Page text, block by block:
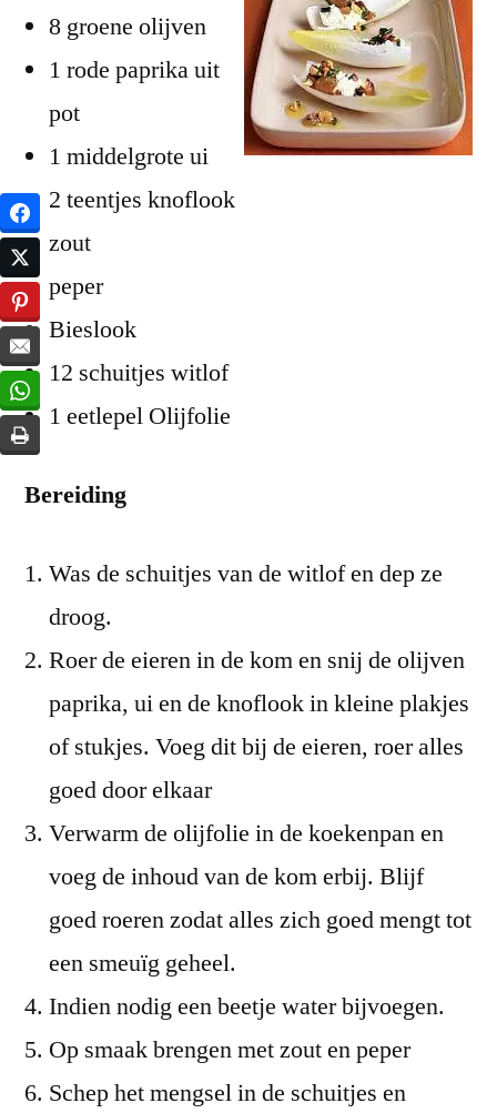
8 groene olijven
1 rode paprika uit
pot
1 middelgrote ui
2 teentjes knoflook
zout
peper
Bieslook
12 schuitjes witlof
1 eetlepel Olijfolie
Bereiding
Was de schuitjes van de witlof en dep ze
droog.
Roer de eieren in de kom en snij de olijven
paprika, ui en de knoflook in kleine plakjes
of stukjes. Voeg dit bij de eieren, roer alles
goed door elkaar
Verwarm de olijfolie in de koekenpan en
voeg de inhoud van de kom erbij. Blijf
goed roeren zodat alles zich goed mengt tot
een smeuïg geheel.
Indien nodig een beetje water bijvoegen.
Op smaak brengen met zout en peper
Schep het mengsel in de schuitjes en